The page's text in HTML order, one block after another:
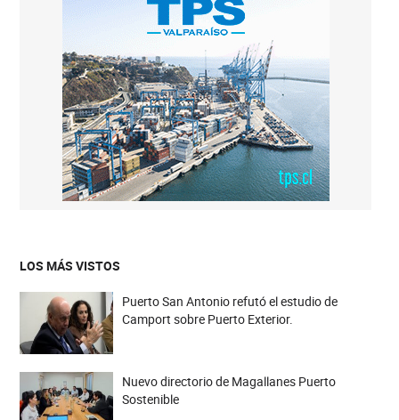
LOS MÁS VISTOS
Puerto San Antonio refutó el estudio de
Camport sobre Puerto Exterior.
Nuevo directorio de Magallanes Puerto
Sostenible